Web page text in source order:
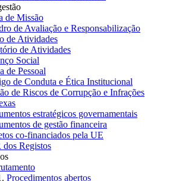
de Missão
de Avaliação e Responsabilização
de Atividades
de Atividades
Social
de Pessoal
de Conduta e Ética Institucional
de Riscos de Corrupção e Infrações
estratégicos governamentais
de gestão financeira
co-financiados pela UE
dos Registos
Procedimentos abertos